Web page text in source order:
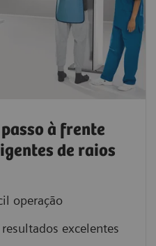
à frente
de raios
operação
excelentes